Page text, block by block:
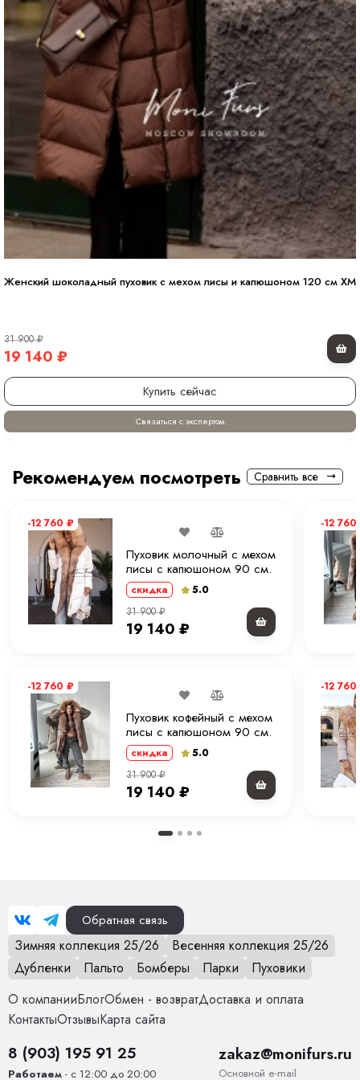
тепло и минималистичный стиль в премиальном исполнении.
Женский шоколадный пуховик с мехом лисы и капюшоном 120 см XM
31 900₽
19 140 ₽
Купить сейчас
Связаться с экспертом
Рекомендуем посмотреть Сравнить все
-12 760 ₽
Пуховик молочный с мехом
лисы с капюшоном 90 см.
ХМ
скидка
5.0
31 900₽
19 140 ₽
-12 760 ₽
Пуховик кофейный с мехом
лисы с капюшоном 90 см.
ХМ
скидка
5.0
31 900₽
19 140 ₽
-12 760
-12 760
Обратная связь
Зимняя коллекция 25/26
Весенняя коллекция 25/26
Дубленки
Пальто Бомберы Парки
Пуховики
О компанииБлогОбмен - возвратДоставка и оплата
КонтактыОтзывыКарта сайта
8 (903) 195 91 25
Работаем - с 12:00 до 20:00
zakaz@monifurs.ru
Основной е-mail